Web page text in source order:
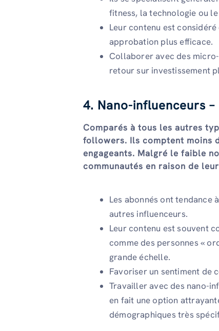
fitness, la technologie ou
Leur contenu est
approbation plus efficace.
Collaborer avec des
retour sur investissement
4. Nano-influenceurs –
Comparés à tous les autres
followers. Ils comptent moins
engageants. Malgré le faible
communautés en raison de
Les abonnés ont tendance
autres influenceurs.
Leur contenu est souvent
comme des personnes «
grande échelle.
Favoriser un sentiment de
Travailler avec des nano-
en fait une option
démographiques très